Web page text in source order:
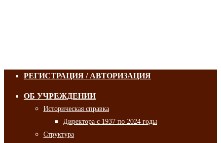
РЕГИСТРАЦИЯ / АВТОРИЗАЦИЯ
ОБ УЧРЕЖДЕНИИ
Историческая справка
Директора с 1937 по 2024 годы
Структура